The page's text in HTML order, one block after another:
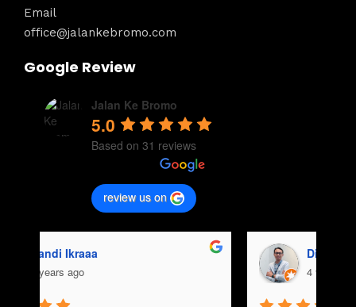
Email
office@jalankebromo.com
Google Review
Jalan Ke Bromo
5.0
Based on 31 reviews
review us on